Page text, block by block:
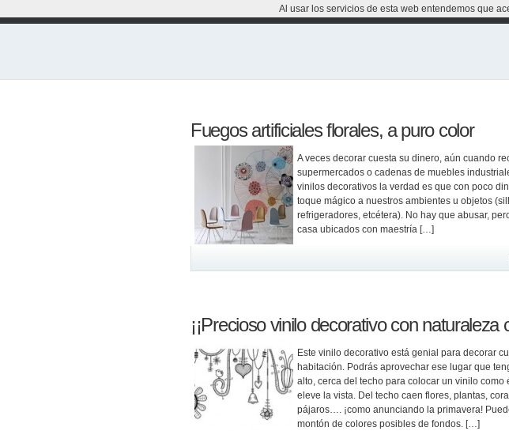
Fuegos artificiales florales, a puro color
A veces decorar cuesta su dinero, aún cuando
supermercados o cadenas de muebles
vinilos decorativos la verdad es que con poco
toque mágico a nuestros ambientes u objetos
refrigeradores, etcétera). No hay que abusar,
casa ubicados con maestría […]
¡¡Precioso vinilo decorativo con naturaleza
Este vinilo decorativo está genial para decorar
habitación. Podrás aprovechar ese lugar que
alto, cerca del techo para colocar un vinilo como
eleve la vista. Del techo caen flores, plantas,
pájaros…. ¡como anunciando la primavera!
montón de colores posibles de fondos. […]
Al usar los servicios de esta web entendemos que